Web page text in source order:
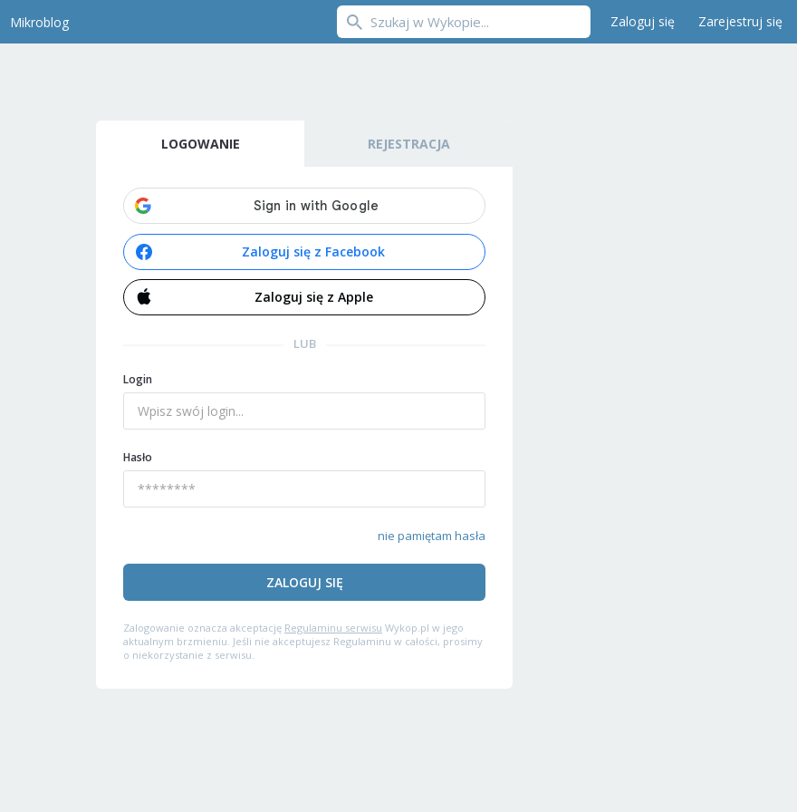
Mikroblog Zaloguj się Zarejestruj się
LOGOWANIE REJESTRACJA
Zaloguj się z Facebook
Zaloguj się z Apple
LUB
Login
Hasło
nie pamiętam hasła
ZALOGUJ SIĘ
Zalogowanie oznacza akceptację Regulaminu serwisu Wykop.pl w jego
aktualnym brzmieniu. Jeśli nie akceptujesz Regulaminu w całości, prosimy
o niekorzystanie z serwisu.